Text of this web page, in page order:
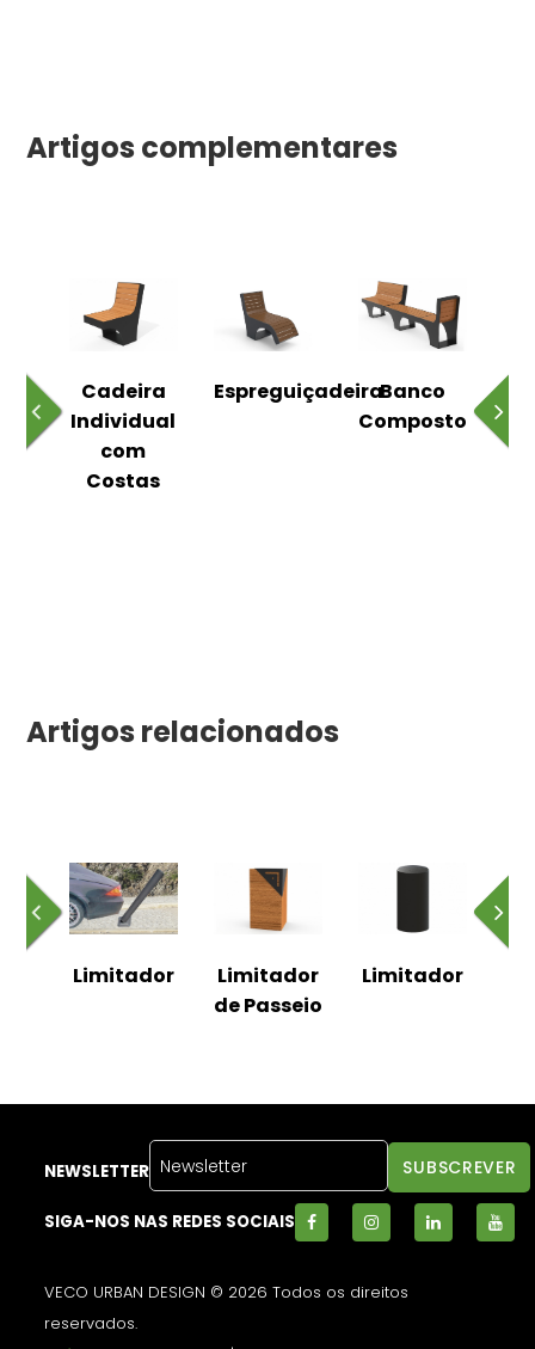
Artigos complementares
Cadeira
Individual
com
Costas
EspreguiçadeiraBanco
Composto
Artigos relacionados
Limitador
Limitador
de Passeio
Limitador
NEWSLETTER
SIGA-NOS NAS REDES SOCIAIS
VECO URBAN DESIGN © 2026 Todos os direitos
reservados.